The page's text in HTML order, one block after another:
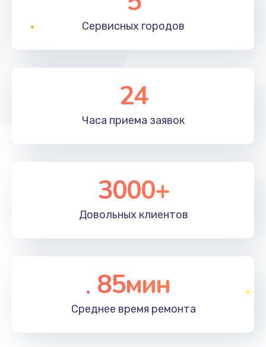
Сервисных городов
24
Часа приема заявок
3000+
Довольных клиентов
85мин
Среднее время ремонта